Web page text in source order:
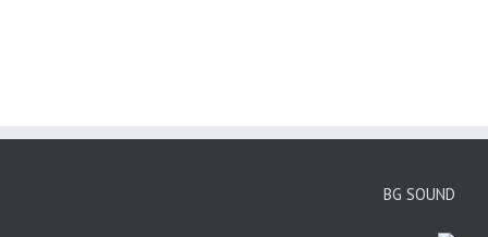
BG SOUND